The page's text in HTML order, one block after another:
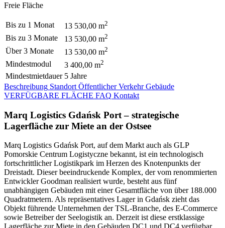
Freie Fläche
Bis zu 1 Monat 13 530,00 m2
Bis zu 3 Monate 13 530,00 m2
Über 3 Monate 13 530,00 m2
Mindestmodul 3 400,00 m2
Mindestmietdauer 5 Jahre
Beschreibung Standort Öffentlicher Verkehr Gebäude
VERFÜGBARE FLÄCHE FAQ Kontakt
Marq Logistics Gdańsk Port – strategische
Lagerfläche zur Miete an der Ostsee
Marq Logistics Gdańsk Port, auf dem Markt auch als GLP
Pomorskie Centrum Logistyczne bekannt, ist ein technologisch
fortschrittlicher Logistikpark im Herzen des Knotenpunkts der
Dreistadt. Dieser beeindruckende Komplex, der vom renommierten
Entwickler Goodman realisiert wurde, besteht aus fünf
unabhängigen Gebäuden mit einer Gesamtfläche von über 188.000
Quadratmetern. Als repräsentatives Lager in Gdańsk zieht das
Objekt führende Unternehmen der TSL-Branche, des E-Commerce
sowie Betreiber der Seelogistik an. Derzeit ist diese erstklassige